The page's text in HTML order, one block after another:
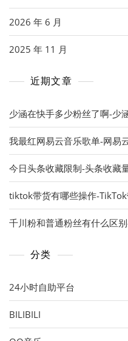
2026 年 6 月
2025 年 11 月
近期文章
少涵在快手多少粉丝了啊-少
我最红网易云音乐歌单-网易
今日头条收藏限制-头条收藏
tiktok带货有哪些操作-
千川粉和普通粉丝有什么区
分类
24小时自助平台
BILIBILI